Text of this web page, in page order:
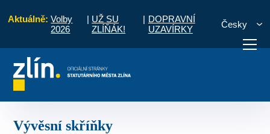
Aktuálně: Volby
2026
| UŽ SU
ZLÍŇÁK!
| DOPRAVNÍ
UZAVÍRKY
Česky
vyřídit Potřebuji zaplatit
Vývěsní skříňky